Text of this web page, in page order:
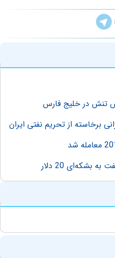
تنش در خلیج فارس
برخاسته از تحریم نفتی ایران
بشکه‌ای 20 دلار